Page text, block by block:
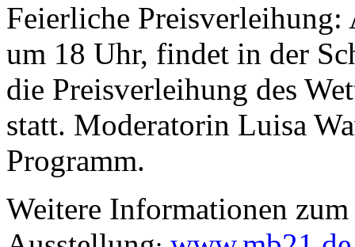
Feierliche
um 18 Uhr, findet in der
die Preisverleihung des
statt. Moderatorin Luisa
Programm.
Weitere Informationen